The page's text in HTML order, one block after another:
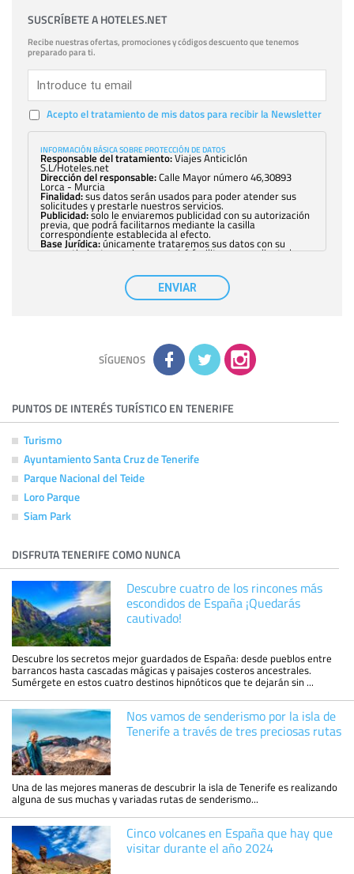
SUSCRÍBETE A HOTELES.NET
Recibe nuestras ofertas, promociones y códigos descuento que tenemos
preparado para ti.
Acepto el tratamiento de mis datos para recibir la Newsletter
INFORMACIÓN BÁSICA SOBRE PROTECCIÓN DE DATOS
Responsable del tratamiento:Viajes Anticiclón
S.L/Hoteles.net
Dirección del responsable:Calle Mayor número 46,30893
Lorca - Murcia
Finalidad:sus datos serán usados para poder atender sus
solicitudes y prestarle nuestros servicios.
Publicidad:solo le enviaremos publicidad con su autorización
previa, que podrá facilitarnos mediante la casilla
correspondiente establecida al efecto.
Base Jurídica:únicamente trataremos sus datos con su
consentimiento previo, que podrá facilitarnos mediante la
con carácter general, sólo el personal de
nuestra entidad que esté debidamente autorizado podrá
tener conocimiento de la información que le pedimos. No se
comunicarán datos a terceros.
adicional y detallada sobre cómo tratamos sus datos en la
política de privacidad
ENVIAR
SÍGUENOS
PUNTOS DE INTERÉS TURÍSTICO EN TENERIFE
Turismo
Ayuntamiento Santa Cruz de Tenerife
Parque Nacional del Teide
Loro Parque
Siam Park
DISFRUTA TENERIFE COMO NUNCA
Descubre cuatro de los rincones más
escondidos de España ¡Quedarás
cautivado!
Descubre los secretos mejor guardados de España: desde pueblos entre
barrancos hasta cascadas mágicas y paisajes costeros ancestrales.
Sumérgete en estos cuatro destinos hipnóticos que te dejarán sin ...
Nos vamos de senderismo por la isla de
Tenerife a través de tres preciosas rutas
Una de las mejores maneras de descubrir la isla de Tenerife es realizando
alguna de sus muchas y variadas rutas de senderismo...
Cinco volcanes en España que hay que
visitar durante el año 2024